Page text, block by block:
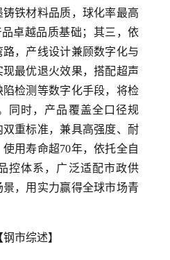
铁材料品质，球化率最高
卓越品质基础；其三，依
，产线设计兼顾数字化与
最优退火效果，搭配超声
检测等数字化手段，将检
同时，产品覆盖全口径规
重标准，兼具高强度、耐
用寿命超70年，依托全自
控体系，广泛适配市政供
，用实力赢得全球市场青
钢市综述】